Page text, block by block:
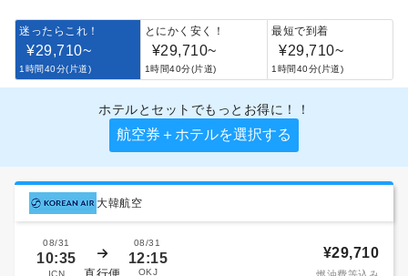
迷ったらこれ！
¥29,710~
1時間40分(片道)
とにかく安く！
¥29,710~
1時間40分(片道)
最短で到着
¥29,710~
1時間40分(片道)
ホテルとセットでもっとお得に！！
航空券＋ホテルを選択する
大韓航空
08/31
10:35
ICN 直行便
08/31
12:15
OKJ
¥29,710